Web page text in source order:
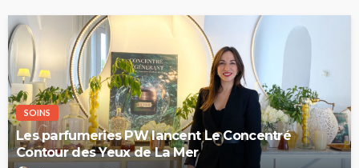
SOINS
Les parfumeries PW lancent Le Concentré
Contour des Yeux de La Mer